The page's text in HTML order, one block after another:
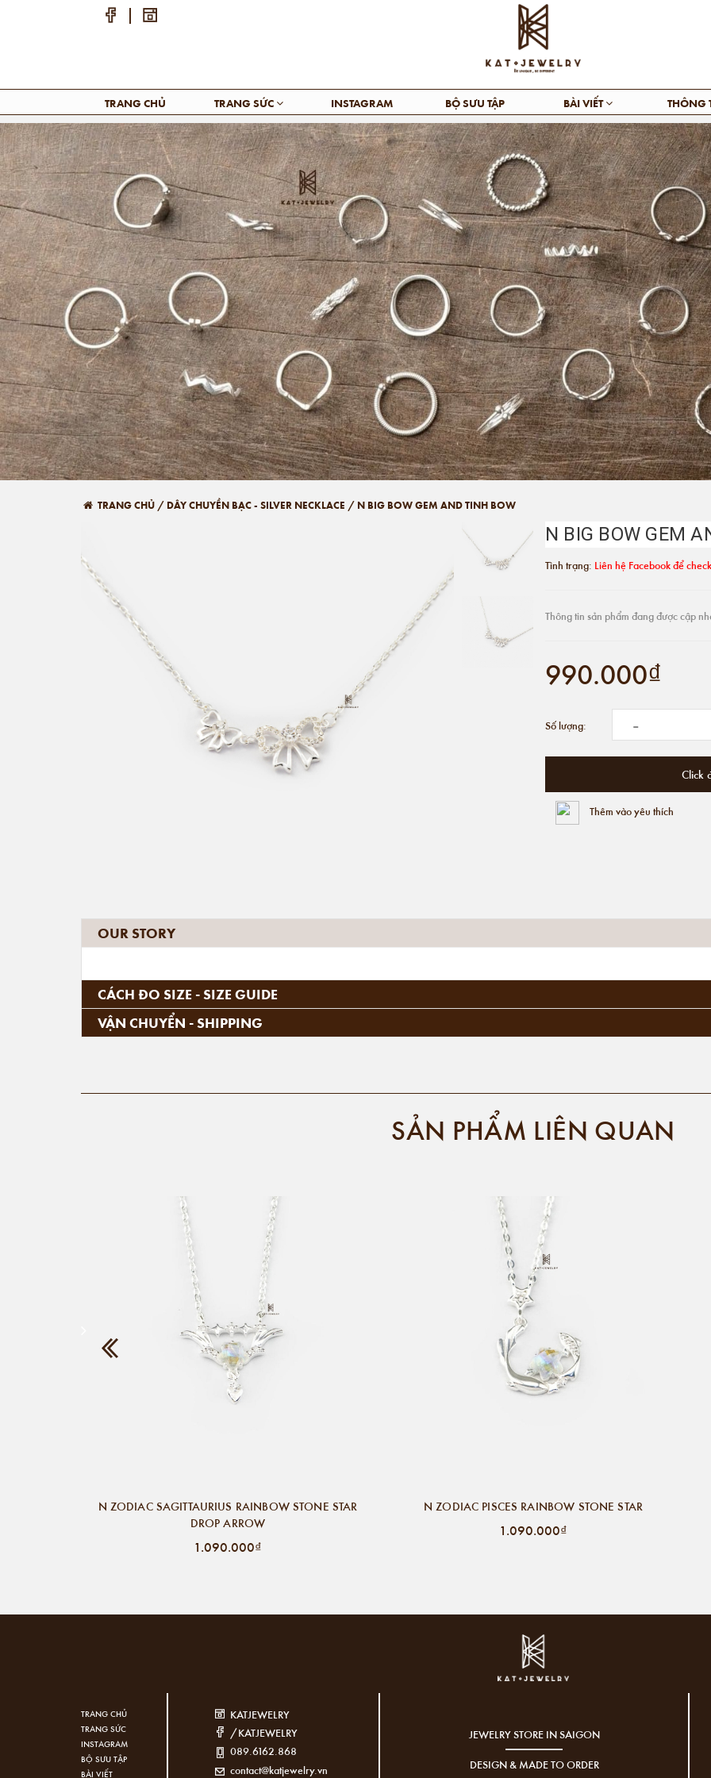
TRANG CHỦ TRANG SỨC INSTAGRAM BỘ SƯU TẬP BÀI VIẾT THÔNG
TRANG CHỦ / DÂY CHUYỀN BẠC - SILVER NECKLACE / N BIG BOW GEM AND TINH BOW
N BIG BOW GEM
Tình trạng: Liên hệ Facebook để
Thông tin sản phẩm đang được cập
990.000₫
Số lượng: -
Click
Thêm vào yêu thích
OUR STORY
CÁCH ĐO SIZE - SIZE GUIDE
VẬN CHUYỂN - SHIPPING
SẢN PHẨM LIÊN QUAN
N ZODIAC SAGITTAURIUS RAINBOW STONE STAR
DROP ARROW
1.090.000₫
N ZODIAC PISCES RAINBOW STONE STAR
1.090.000₫
TRANG CHỦ
TRANG SỨC
INSTAGRAM
BỘ SƯU TẬP
BÀI VIẾT
KATJEWELRY
/KATJEWELRY
089.6162.868
contact@katjewelry.vn
JEWELRY STORE IN SAIGON
DESIGN & MADE TO ORDER